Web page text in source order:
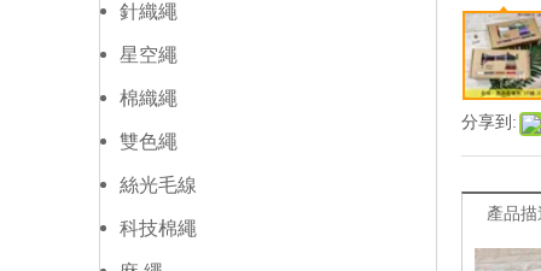
針織繩
星空繩
棉織繩
雙色繩
絲光毛線
科技棉繩
分享到:
產品描